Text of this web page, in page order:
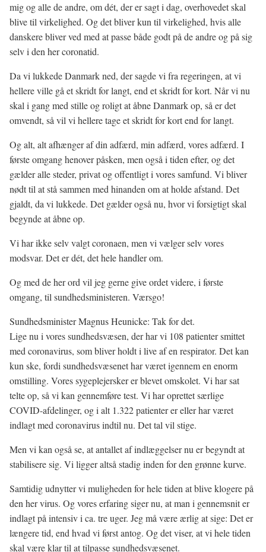
mig og alle de andre, om dét, der er sagt i dag, overhovedet skal
blive til virkelighed. Og det bliver kun til virkelighed, hvis alle
danskere bliver ved med at passe både godt på de andre og på sig
selv i den her coronatid.
Da vi lukkede Danmark ned, der sagde vi fra regeringen, at vi
hellere ville gå et skridt for langt, end et skridt for kort. Når vi nu
skal i gang med stille og roligt at åbne Danmark op, så er det
omvendt, så vil vi hellere tage et skridt for kort end for langt.
Og alt, alt afhænger af din adfærd, min adfærd, vores adfærd. I
første omgang henover påsken, men også i tiden efter, og det
gælder alle steder, privat og offentligt i vores samfund. Vi bliver
nødt til at stå sammen med hinanden om at holde afstand. Det
gjaldt, da vi lukkede. Det gælder også nu, hvor vi forsigtigt skal
begynde at åbne op.
Vi har ikke selv valgt coronaen, men vi vælger selv vores
modsvar. Det er dét, det hele handler om.
Og med de her ord vil jeg gerne give ordet videre, i første
omgang, til sundhedsministeren. Værsgo!
Sundhedsminister Magnus Heunicke: Tak for det.
Lige nu i vores sundhedsvæsen, der har vi 108 patienter smittet
med coronavirus, som bliver holdt i live af en respirator. Det kan
kun ske, fordi sundhedsvæsenet har været igennem en enorm
omstilling. Vores sygeplejersker er blevet omskolet. Vi har sat
telte op, så vi kan gennemføre test. Vi har oprettet særlige
COVID-afdelinger, og i alt 1.322 patienter er eller har været
indlagt med coronavirus indtil nu. Det tal vil stige.
Men vi kan også se, at antallet af indlæggelser nu er begyndt at
stabilisere sig. Vi ligger altså stadig inden for den grønne kurve.
Samtidig udnytter vi muligheden for hele tiden at blive klogere på
den her virus. Og vores erfaring siger nu, at man i gennemsnit er
indlagt på intensiv i ca. tre uger. Jeg må være ærlig at sige: Det er
længere tid, end hvad vi først antog. Og det viser, at vi hele tiden
skal være klar til at tilpasse sundhedsvæsenet.